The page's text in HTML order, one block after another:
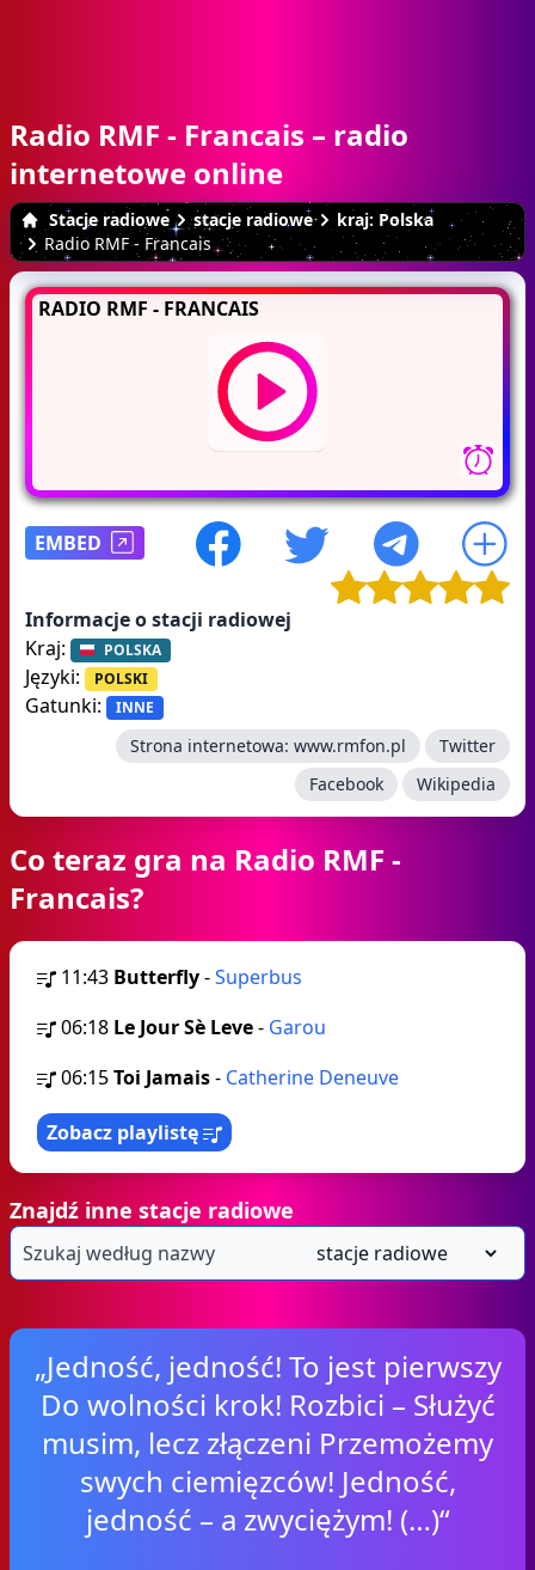
Radio RMF - Francais – radio
internetowe online
Stacje radiowe stacje radiowe
kraj: Polska
Radio RMF - Francais
RADIO RMF - FRANCAIS
EMBED
Informacje o stacji radiowej
Kraj:
POLSKA
Języki: POLSKI
Gatunki: INNE
Strona internetowa: www.rmfon.pl
Twitter
Facebook
Wikipedia
Co teraz gra na Radio RMF -
Francais?
11:43 Butterfly-Superbus
06:18 Le Jour Sè Leve- Garou
06:15Toi Jamais- Catherine Deneuve
Zobacz playlistę
Znajdź inne stacje radiowe
„Jedność, jedność! To jest pierwszy
Do wolności krok! Rozbici – Służyć
musim, lecz złączeni Przemożemy
swych ciemięzców! Jedność,
jedność – a zwyciężym! (…)“